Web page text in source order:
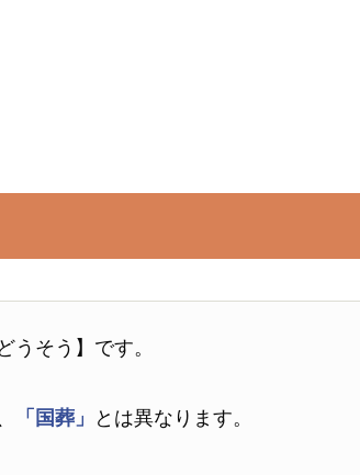
うそう】です。
「国葬」 とは異なります。